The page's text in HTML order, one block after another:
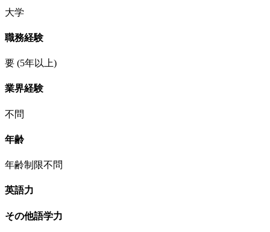
大学
職務経験
要 (5年以上)
業界経験
不問
年齢
年齢制限不問
英語力
その他語学力